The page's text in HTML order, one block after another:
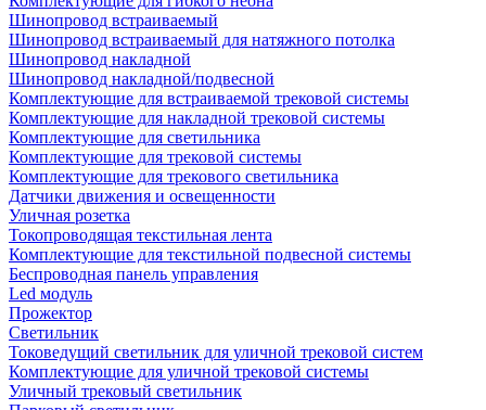
Шинопровод встраиваемый
Шинопровод встраиваемый для натяжного потолка
Шинопровод накладной
Шинопровод накладной/подвесной
Комплектующие для встраиваемой трековой системы
Комплектующие для накладной трековой системы
Комплектующие для светильника
Комплектующие для трековой системы
Комплектующие для трекового светильника
Датчики движения и освещенности
Уличная розетка
Токопроводящая текстильная лента
Комплектующие для текстильной подвесной системы
Беспроводная панель управления
Led модуль
Прожектор
Светильник
Токоведущий светильник для уличной трековой систем
Комплектующие для уличной трековой системы
Уличный трековый светильник